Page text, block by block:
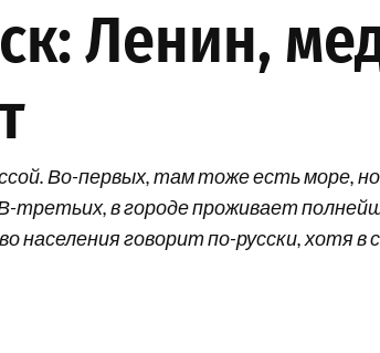
Ленин,
Во-первых, там тоже есть море,
в городе проживает
говорит по-русски, хотя в